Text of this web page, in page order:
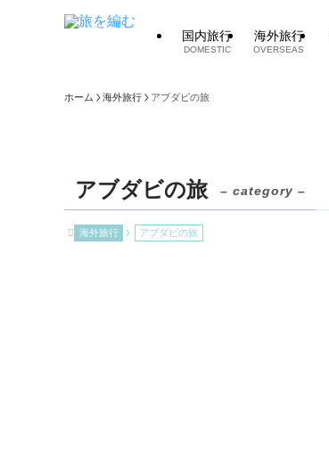
国内旅行
DOMESTIC
海外旅行
OVERSEAS
ホーム 海外旅行 アブダビの旅
アブダビの旅 – category –
海外旅行 アブダビの旅